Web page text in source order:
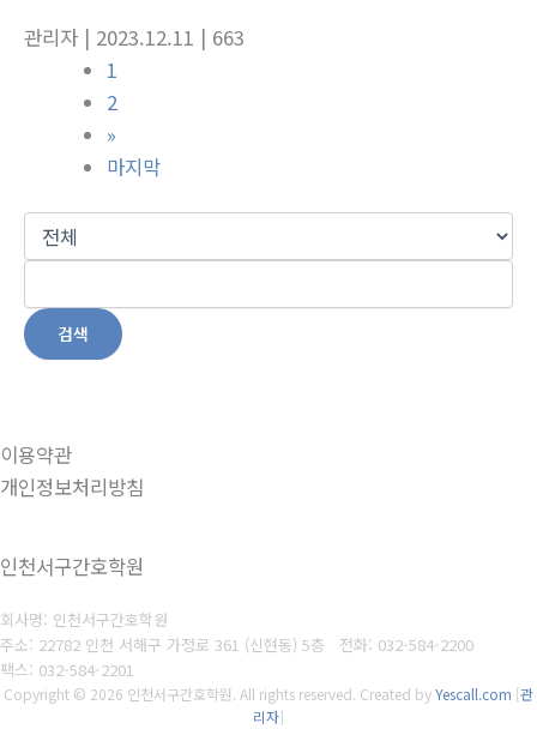
관리자 | 2023.12.11 | 663
1
2
»
마지막
검색
이용약관
개인정보처리방침
인천서구간호학원
회사명: 인천서구간호학원
주소: 22782 인천 서해구 가정로 361 (신현동) 5층 전화: 032-584-2200
팩스: 032-584-2201
Copyright © 2026 인천서구간호학원. All rights reserved. Created byYescall.com [관
리자]